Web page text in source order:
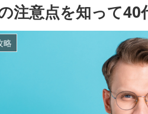
注意点を知って40
略